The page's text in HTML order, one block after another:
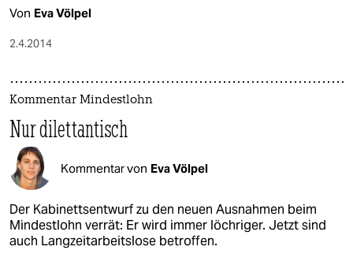
Von Eva Völpel
2.4.2014
Kommentar Mindestlohn
Nur dilettantisch
Kommentar von Eva Völpel
Der Kabinettsentwurf zu den neuen Ausnahmen beim
Mindestlohn verrät: Er wird immer löchriger. Jetzt sind
auch Langzeitarbeitslose betroffen.